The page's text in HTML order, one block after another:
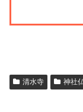
清水寺 神社